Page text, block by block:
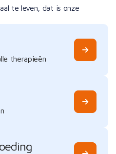
therapieën
te leven, dat is onze